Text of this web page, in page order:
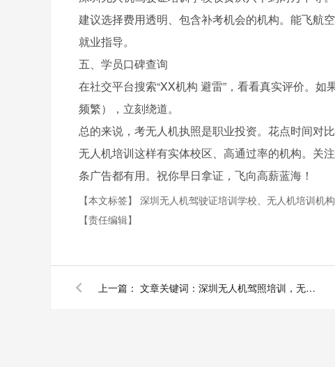
建议选择费用透明、包含补考机会的机构。能飞航
就业指导。
五、学员口碑查询
在社交平台搜索“XX机构 避雷”，看看真实评价。
频繁），立刻绕道。
总的来说，考无人机执照是职业投资。花点时间对
无人机培训这样有实体校区、高通过率的机构。关
条广告都有用。祝你早日拿证，飞向高薪蓝海！
【本文标签】 深圳无人机驾驶证培训学校、无人机培训机
【责任编辑】
上一篇： 文章关键词：​深圳无人机驾照培训，无人机培训机构哪家好，无人机培训选择，能飞航空无人机培训